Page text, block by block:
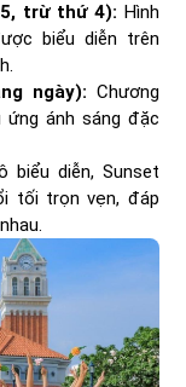
trừ thứ 4): Hình
biểu diễn trên
ngày): Chương
ứng ánh sáng đặc
biểu diễn, Sunset
tối trọn vẹn, đáp